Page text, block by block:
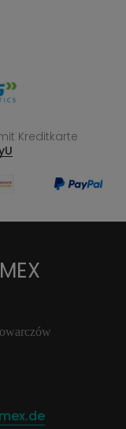
Kreditkarte